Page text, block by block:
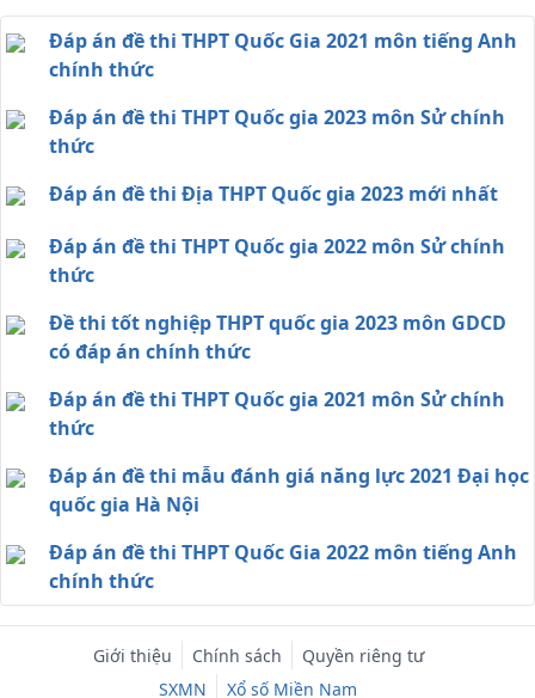
Đáp án đề thi THPT Quốc Gia 2021 môn tiếng Anh
chính thức
Đáp án đề thi THPT Quốc gia 2023 môn Sử chính
thức
Đáp án đề thi Địa THPT Quốc gia 2023 mới nhất
Đáp án đề thi THPT Quốc gia 2022 môn Sử chính
thức
Đề thi tốt nghiệp THPT quốc gia 2023 môn GDCD
có đáp án chính thức
Đáp án đề thi THPT Quốc gia 2021 môn Sử chính
thức
Đáp án đề thi mẫu đánh giá năng lực 2021 Đại học
quốc gia Hà Nội
Đáp án đề thi THPT Quốc Gia 2022 môn tiếng Anh
chính thức
Giới thiệu Chính sách
Quyền riêng tư
SXMN
Xổ số Miền Nam